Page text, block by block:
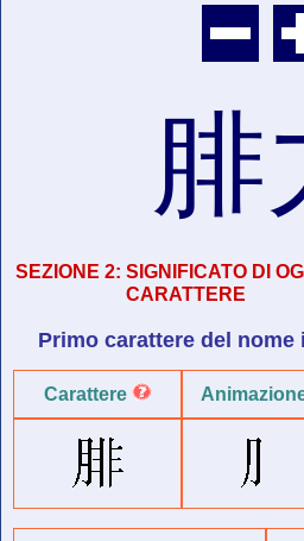
腓
SEZIONE 2: SIGNIFICATO DI
CARATTERE
Primo carattere del nome
Carattere